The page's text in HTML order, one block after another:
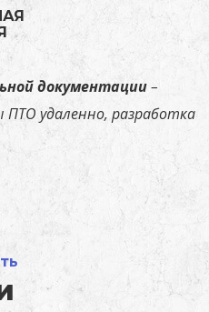
документации–
ПТО удаленно, разработка